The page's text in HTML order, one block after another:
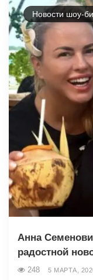
Новости шоу-
Анна
радостной
248 5 МАРТА,